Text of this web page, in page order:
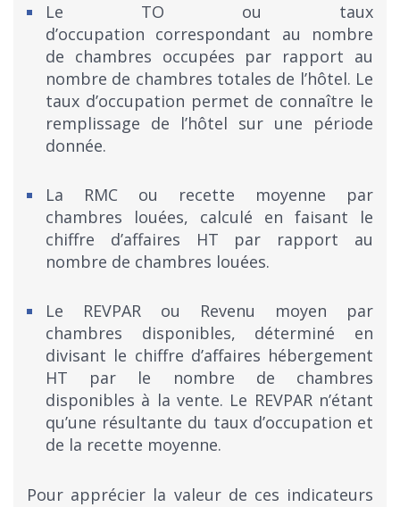
Le TO ou taux
d’occupation correspondant au nombre
de chambres occupées par rapport au
nombre de chambres totales de l’hôtel. Le
taux d’occupation permet de connaître le
remplissage de l’hôtel sur une période
donnée.
La RMC ou recette moyenne par
chambres louées, calculé en faisant le
chiffre d’affaires HT par rapport au
nombre de chambres louées.
Le REVPAR ou Revenu moyen par
chambres disponibles, déterminé en
divisant le chiffre d’affaires hébergement
HT par le nombre de chambres
disponibles à la vente. Le REVPAR n’étant
qu’une résultante du taux d’occupation et
de la recette moyenne.
Pour apprécier la valeur de ces indicateurs